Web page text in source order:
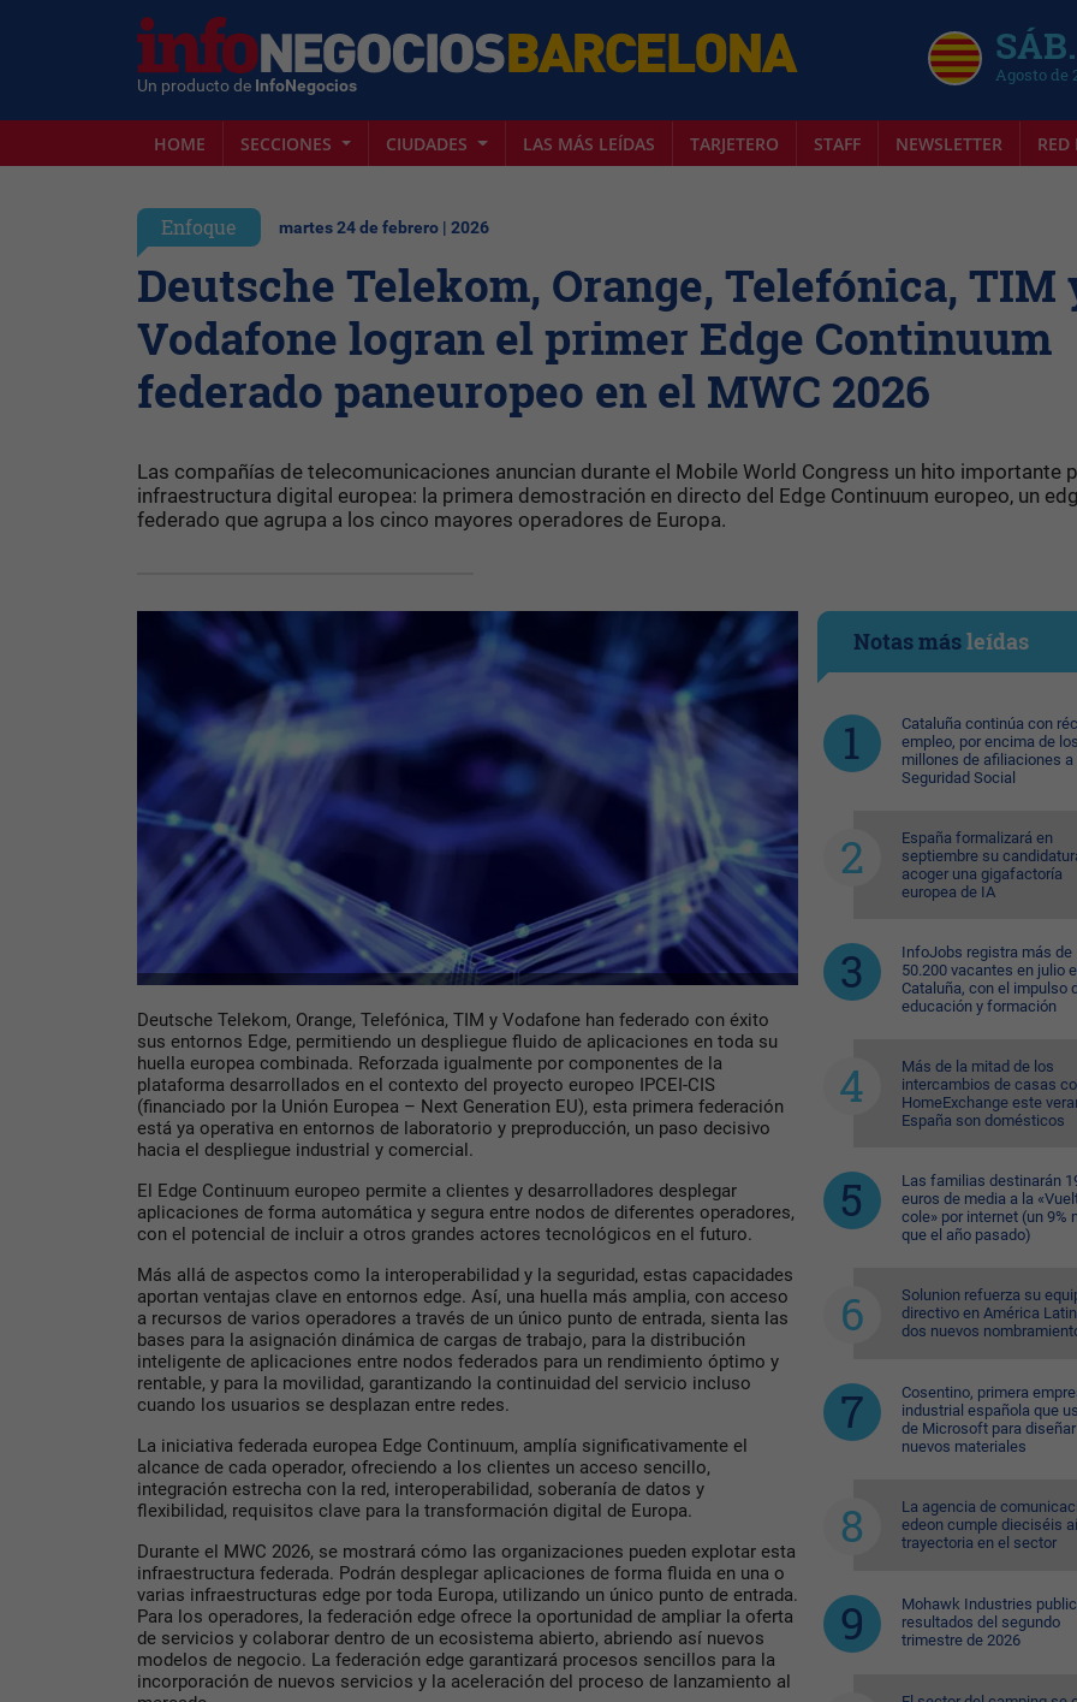
Un producto de InfoNegocios Agosto de
HOME SECCIONES CIUDADES LAS MÁS LEÍDAS TARJETERO STAFF NEWSLETTER RED
Enfoque martes 24 de febrero | 2026
Deutsche Telekom, Orange, Telefónica, TIM
Vodafone logran el primer Edge Continuum
federado paneuropeo en el MWC 2026
Las compañías de telecomunicaciones anuncian durante el Mobile World Congress un hito importante
infraestructura digital europea: la primera demostración en directo del Edge Continuum europeo, un
federado que agrupa a los cinco mayores operadores de Europa.
Deutsche Telekom, Orange, Telefónica, TIM y Vodafone han federado con éxito
sus entornos Edge, permitiendo un despliegue fluido de aplicaciones en toda su
huella europea combinada. Reforzada igualmente por componentes de la
plataforma desarrollados en el contexto del proyecto europeo IPCEI-CIS
(financiado por la Unión Europea – Next Generation EU), esta primera federación
está ya operativa en entornos de laboratorio y preproducción, un paso decisivo
hacia el despliegue industrial y comercial.
El Edge Continuum europeo permite a clientes y desarrolladores desplegar
aplicaciones de forma automática y segura entre nodos de diferentes operadores,
con el potencial de incluir a otros grandes actores tecnológicos en el futuro.
Más allá de aspectos como la interoperabilidad y la seguridad, estas capacidades
aportan ventajas clave en entornos edge. Así, una huella más amplia, con acceso
a recursos de varios operadores a través de un único punto de entrada, sienta las
bases para la asignación dinámica de cargas de trabajo, para la distribución
inteligente de aplicaciones entre nodos federados para un rendimiento óptimo y
rentable, y para la movilidad, garantizando la continuidad del servicio incluso
cuando los usuarios se desplazan entre redes.
La iniciativa federada europea Edge Continuum, amplía significativamente el
alcance de cada operador, ofreciendo a los clientes un acceso sencillo,
integración estrecha con la red, interoperabilidad, soberanía de datos y
flexibilidad, requisitos clave para la transformación digital de Europa.
Durante el MWC 2026, se mostrará cómo las organizaciones pueden explotar esta
infraestructura federada. Podrán desplegar aplicaciones de forma fluida en una o
varias infraestructuras edge por toda Europa, utilizando un único punto de entrada.
Para los operadores, la federación edge ofrece la oportunidad de ampliar la oferta
de servicios y colaborar dentro de un ecosistema abierto, abriendo así nuevos
modelos de negocio. La federación edge garantizará procesos sencillos para la
incorporación de nuevos servicios y la aceleración del proceso de lanzamiento al
Notas másleídas
Cataluña continúa con
empleo, por encima de
millones de afiliaciones a
Seguridad Social
España formalizará en
septiembre su
acoger una gigafactoría
europea de IA
InfoJobs registra más de
50.200 vacantes en julio
Cataluña, con el impulso
educación y formación
Más de la mitad de los
intercambios de casas
HomeExchange este
España son domésticos
Las familias destinarán
euros de media a la
cole» por internet (un 9%
que el año pasado)
Solunion refuerza su
directivo en América
dos nuevos
Cosentino, primera
industrial española que
de Microsoft para diseñar
nuevos materiales
La agencia de
edeon cumple dieciséis
trayectoria en el sector
Mohawk Industries
resultados del segundo
trimestre de 2026